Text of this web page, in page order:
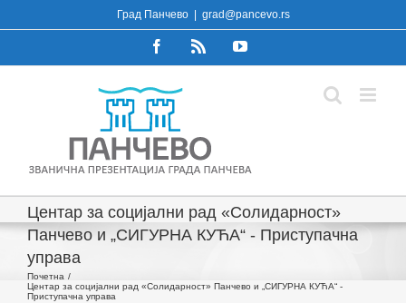
to
Град Панчево grad@pancevo.rs
FacebookRss YouTube
Центар за социјални рад «Солидарност»
Панчево и „СИГУРНА КУЋА“ - Приступачна
управа
Почетна
Центар за социјални рад «Солидарност» Панчево и „СИГУРНА КУЋА“ -
Приступачна управа